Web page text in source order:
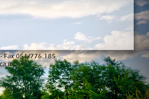
- Fax 051/776.185